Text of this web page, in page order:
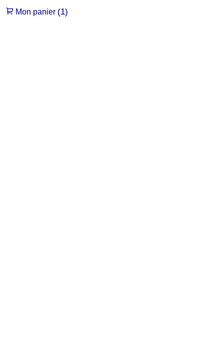
Mon panier (1)